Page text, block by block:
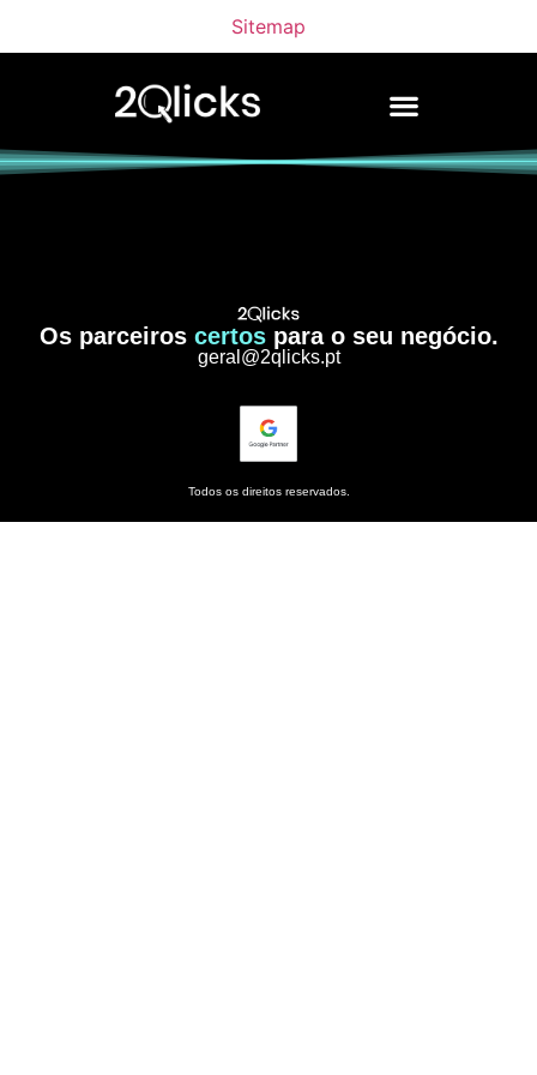
Sitemap
Os parceiros certospara o seu negócio.
geral@2qlicks.pt
Todos os direitos reservados.